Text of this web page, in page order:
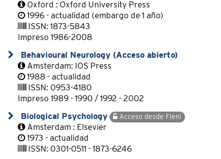
Oxford : Oxford University Press
1996 - actualidad (embargo de 1 año)
ISSN: 1873-5843
Impreso 1986-2008
Behavioural Neurology (Acceso abierto)
Amsterdam: IOS Press
1988 - actualidad
ISSN: 0953-4180
Impreso 1989 - 1990 / 1992 - 2002
Biological Psychology
Acceso desde Fleni
Amsterdam : Elsevier
1973 - actualidad
ISSN: 0301-0511 - 1873-6246